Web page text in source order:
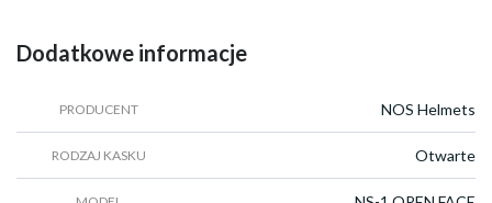
Dodatkowe informacje
PRODUCENT NOS Helmets
RODZAJ KASKU Otwarte